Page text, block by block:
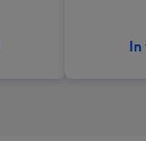
In